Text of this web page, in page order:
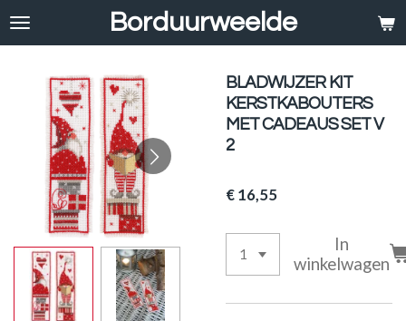
Ga
hoofdinhoud
Borduurweelde
BLADWIJZER KIT
KERSTKABOUTERS
MET CADEAUS SET V
2
€ 16,55
In
winkelwagen